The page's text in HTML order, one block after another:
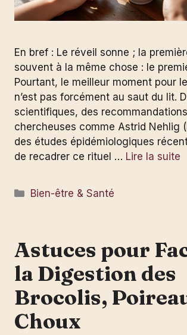
En bref : Le réveil sonne ; la
souvent à la même chose : le
Pourtant, le meilleur moment pour
n’est pas forcément au saut du lit.
scientifiques, des
chercheuses comme Astrid Nehlig
des études épidémiologiques
de recadrer ce rituel … Lire la suite
Catégories
Bien-être & Santé
Astuces pour
la Digestion des
Brocolis,
Choux